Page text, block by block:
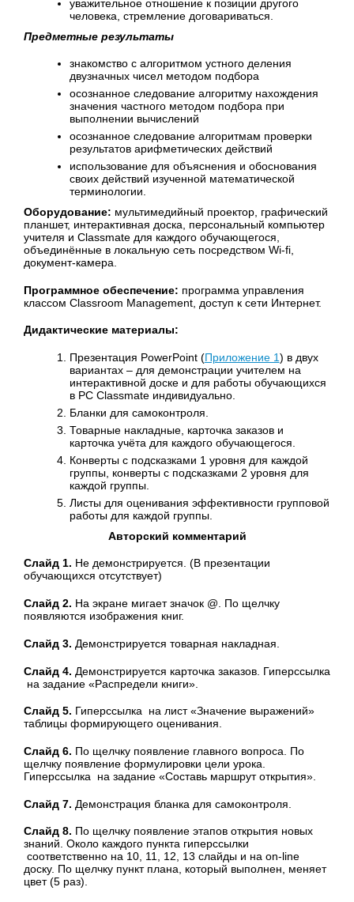
уважительное отношение к позиции другого
человека, стремление договариваться.
Предметные результаты
знакомство с алгоритмом устного деления
двузначных чисел методом подбора
осознанное следование алгоритму нахождения
значения частного методом подбора при
выполнении вычислений
осознанное следование алгоритмам проверки
результатов арифметических действий
использование для объяснения и обоснования
своих действий изученной математической
терминологии.
Оборудование: мультимедийный проектор, графический
планшет, интерактивная доска, персональный компьютер
учителя и Classmate для каждого обучающегося,
объединённые в локальную сеть посредством Wi-fi,
документ-камера.
Программное обеспечение: программа управления
классом Classroom Management, доступ к сети Интернет.
Дидактические материалы:
Презентация PowerPoint (Приложение 1) в двух
вариантах – для демонстрации учителем на
интерактивной доске и для работы обучающихся
в PC Classmate индивидуально.
Бланки для самоконтроля.
Товарные накладные, карточка заказов и
карточка учёта для каждого обучающегося.
Конверты с подсказками 1 уровня для каждой
группы, конверты с подсказками 2 уровня для
каждой группы.
Листы для оценивания эффективности групповой
работы для каждой группы.
Авторский комментарий
Слайд 1. Не демонстрируется. (В презентации
обучающихся отсутствует)
Слайд 2. На экране мигает значок @. По щелчку
появляются изображения книг.
Слайд 3. Демонстрируется товарная накладная.
Слайд 4. Демонстрируется карточка заказов. Гиперссылка
на задание «Распредели книги».
Слайд 5. Гиперссылка на лист «Значение выражений»
таблицы формирующего оценивания.
Слайд 6. По щелчку появление главного вопроса. По
щелчку появление формулировки цели урока.
Гиперссылка на задание «Составь маршрут открытия».
Слайд 7. Демонстрация бланка для самоконтроля.
Слайд 8. По щелчку появление этапов открытия новых
знаний. Около каждого пункта гиперссылки
соответственно на 10, 11, 12, 13 слайды и на on-line
доску. По щелчку пункт плана, который выполнен, меняет
цвет (5 раз).